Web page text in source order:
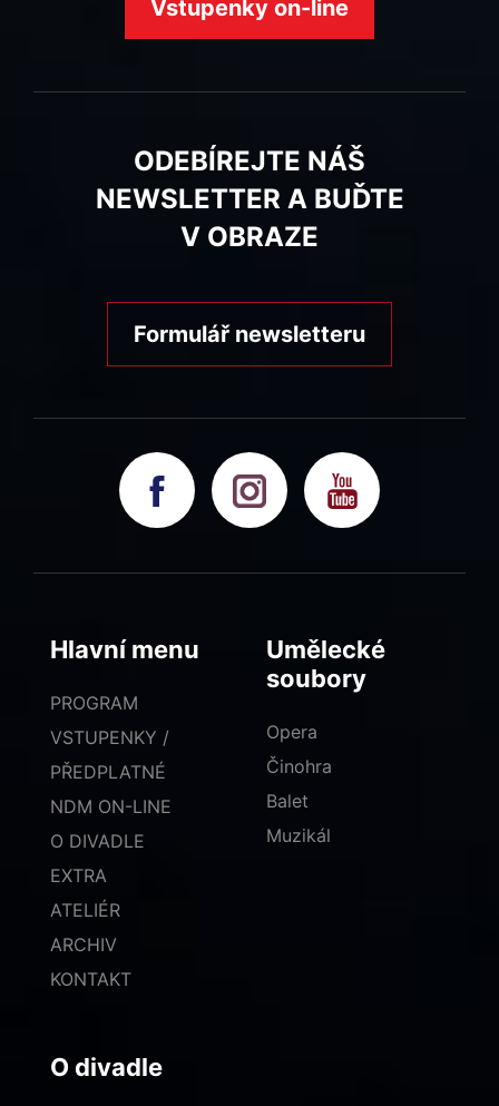
Vstupenky on-line
ODEBÍREJTE NÁŠ
NEWSLETTER A BUĎTE
V OBRAZE
Formulář newsletteru
Hlavní menu
PROGRAM
VSTUPENKY /
PŘEDPLATNÉ
NDM ON-LINE
O DIVADLE
EXTRA
ATELIÉR
ARCHIV
KONTAKT
Umělecké
soubory
Opera
Činohra
Balet
Muzikál
O divadle